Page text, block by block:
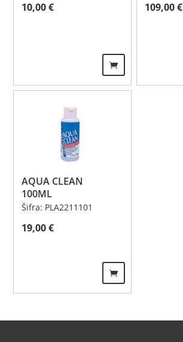
10,00€ 109,00€
AQUA CLEAN
100ML
Šifra: PLA2211101
19,00€